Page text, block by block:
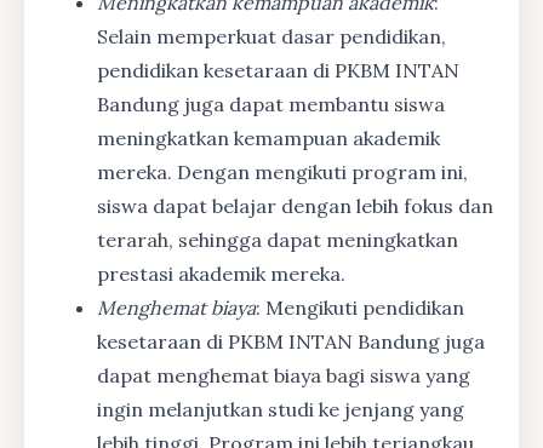
Selain memperkuat dasar pendidikan,
pendidikan kesetaraan di PKBM INTAN
Bandung juga dapat membantu siswa
meningkatkan kemampuan akademik
mereka. Dengan mengikuti program ini,
siswa dapat belajar dengan lebih fokus dan
terarah, sehingga dapat meningkatkan
prestasi akademik mereka.
Menghemat biaya: Mengikuti pendidikan
kesetaraan di PKBM INTAN Bandung juga
dapat menghemat biaya bagi siswa yang
ingin melanjutkan studi ke jenjang yang
lebih tinggi. Program ini lebih terjangkau